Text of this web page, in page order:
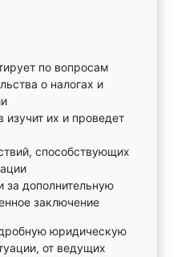
по вопросам
о налогах и
изучит их и проведет
способствующих
за дополнительную
заключение
юридическую
от ведущих